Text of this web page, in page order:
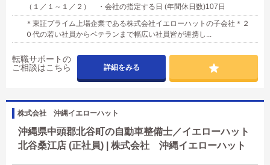
（１／１～１／２） ・会社の指定する日 (年間休日数)107日
＊東証プライム上場企業である株式会社イエローハットの子会社＊２
０代の若い社員からベテランまで幅広い社員皆が連携し...
転職サポートの
ご相談はこちら
詳細をみる
株式会社 沖縄イエローハット
沖縄県中頭郡北谷町の自動車整備士／イエローハット
北谷桑江店 (正社員) | 株式会社 沖縄イエローハット